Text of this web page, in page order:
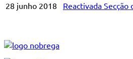
28 junho 2018
Reactivada